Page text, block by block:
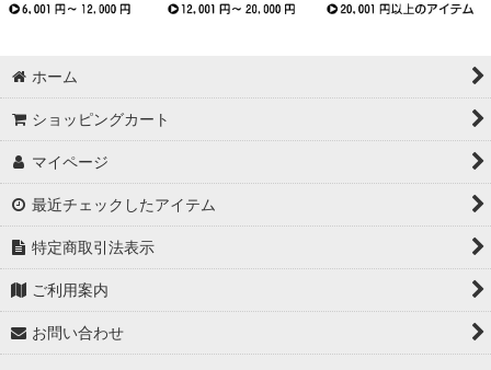
ホーム
ショッピングカート
マイページ
最近チェックしたアイテム
特定商取引法表示
ご利用案内
お問い合わせ